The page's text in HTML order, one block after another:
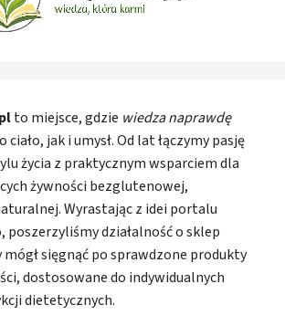
to miejsce, gdzie wiedza naprawdę
jak i umysł. Od lat łączymy pasję
życia z praktycznym wsparciem dla
żywności bezglutenowej,
Wyrastając z idei portalu
poszerzyliśmy działalność o sklep
mógł sięgnąć po sprawdzone produkty
dostosowane do indywidualnych
dietetycznych.